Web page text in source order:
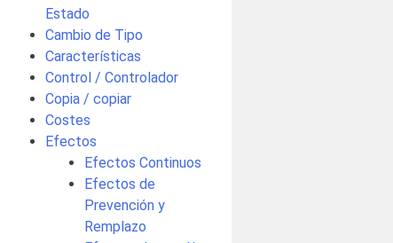
Estado
Cambio de Tipo
Características
Control / Controlador
Copia / copiar
Costes
Efectos
Efectos Continuos
Efectos de
Prevención y
Remplazo